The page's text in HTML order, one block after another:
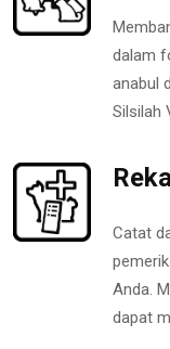
dalam
anabul
Silsilah
Catat
Anda.
dapat